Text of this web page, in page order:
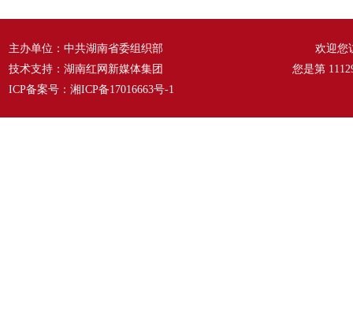
主办单位：中共湖南省委组织部
技术支持：湖南红网新媒体集团
ICP备案号： 湘ICP备17016663号-1
欢迎您
您是第